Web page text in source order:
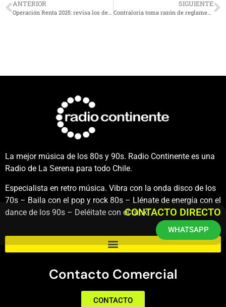
ANTERIOR
Operación Renta 2025: revisa los derechos que debes fijarte como contribuyente
SIGUIENTE
Contraloría toma razón de reglamento de la Ley que establece el retiro y ordenamiento de cables
La mejor música de los 80s y 90s. Radio Continente es una
Radio de La Serena para todo Chile.
Especialista en retro música. Vibra con la onda disco de los
70s – Baila con el pop y rock 80s – Llénate de energía con el
dance de los 90s – Deléitate con el funk.
Contacto Comercial
CONTACTO
CONTACTO DIRECTO
WHATSAPP